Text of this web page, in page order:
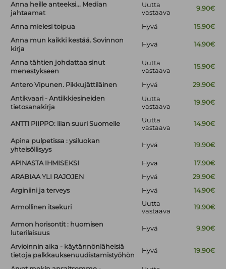
Anna heille anteeksi... Median
jahtaamat
Uutta
vastaava
9.90€
Anna mielesi toipua Hyvä
15.90€
Anna mun kaikki kestää. Sovinnon
kirja
Hyvä 14.90€
Anna tähtien johdattaa sinut
menestykseen
Uutta
vastaava
15.90€
Antero Vipunen. Pikkujättiläinen Hyvä
29.90€
Antikvaari - Antiikkiesineiden
tietosanakirja
Uutta
vastaava
19.90€
ANTTI PIIPPO: liian suuri Suomelle
Uutta
vastaava
14.90€
Apina pulpetissa : ysiluokan
yhteisöllisyys
Hyvä 19.90€
APINASTA IHMISEKSI Hyvä
17.90€
ARABIAA YLI RAJOJEN
Hyvä
29.90€
Arginiini ja terveys
Hyvä 14.90€
Armollinen itsekuri
Uutta
vastaava
19.90€
Armon horisontit : huomisen
luterilaisuus
Hyvä 9.90€
Arvioinnin aika - käytännönläheisiä
tietoja palkkauksenuudistamistyöhön
Hyvä 19.90€